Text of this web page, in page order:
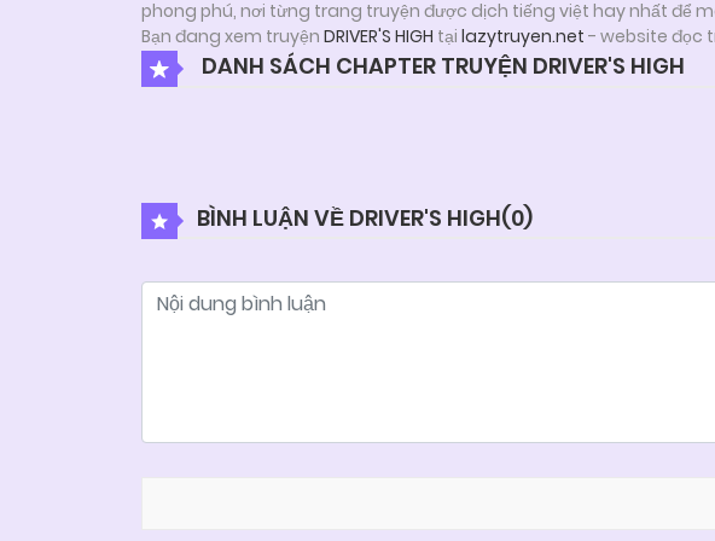
phong phú, nơi từng trang truyện được dịch tiếng việt hay nhất để
Bạn đang xem truyện DRIVER'S HIGH tại lazytruyen.net - website đọc
DANH SÁCH CHAPTER TRUYỆN DRIVER'S HIGH
BÌNH LUẬN VỀ DRIVER'S HIGH(0)